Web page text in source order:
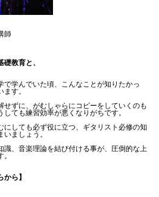
師
教育と、
で学んでいた頃、こんなことが知りたかっ
す。
せずに、がむしゃらにコピーをしていくのも
ても練習効率が悪くなりがちです。
にしても必ず役に立つ、ギタリスト必修の知
ましょう。
識、音楽理論を結び付ける事が、圧倒的な上
ら】